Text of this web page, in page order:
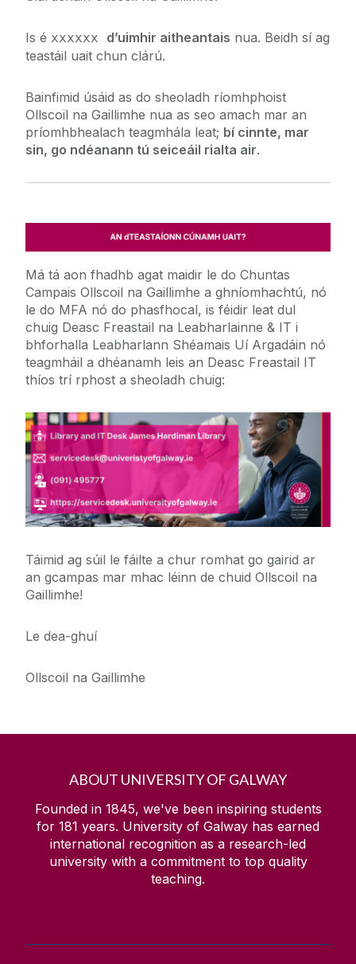
Is é xxxxxx d’uimhir aitheantais nua. Beidh sí ag
teastáil uait chun clárú.
Bainfimid úsáid as do sheoladh ríomhphoist
Ollscoil na Gaillimhe nua as seo amach mar an
príomhbhealach teagmhála leat; bí cinnte, mar
sin, go ndéanann tú seiceáil rialta air.
Má tá aon fhadhb agat maidir le do Chuntas
Campais Ollscoil na Gaillimhe a ghníomhachtú, nó
le do MFA nó do phasfhocal, is féidir leat dul
chuig Deasc Freastail na Leabharlainne & IT i
bhforhalla Leabharlann Shéamais Uí Argadáin nó
teagmháil a dhéanamh leis an Deasc Freastail IT
thíos trí rphost a sheoladh chuig:
Táimid ag súil le fáilte a chur romhat go gairid ar
an gcampas mar mhac léinn de chuid Ollscoil na
Gaillimhe!
Le dea-ghuí
Ollscoil na Gaillimhe
ABOUT UNIVERSITY OF GALWAY
Founded in 1845, we've been inspiring students
for 181 years. University of Galway has earned
international recognition as a research-led
university with a commitment to top quality
teaching.